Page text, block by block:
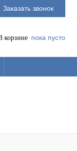
Заказать звонок
корзине пока пусто